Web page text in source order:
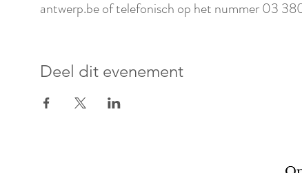
antwerp.be of telefonisch op het nummer 03
Deel dit evenement